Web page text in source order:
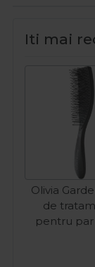
Iti mai
Olivia
de
pentru